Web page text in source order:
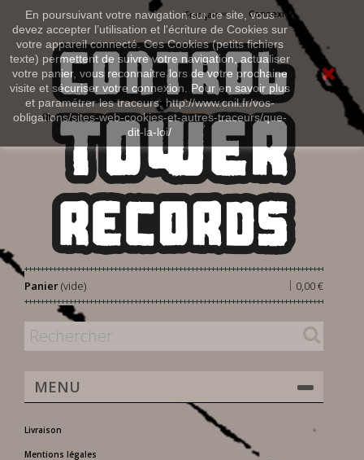
En poursuivant votre navigation sur ce site, vous
devez accepter l’utilisation et l'écriture de Cookies sur
votre appareil connecté. Ces Cookies (petits fichiers
texte) permettent de suivre votre navigation, actualiser
votre panier, vous reconnaitre lors de votre prochaine
visite et sécuriser votre connexion. Pour en savoir plus
et paramétrer les traceurs: http://www.cnil.fr/vos-
obligations/sites-web-cookies-et-autres-traceurs/que-
dit-la-loi/
Connexion
Français
Panier 0,00 €
|
(vide)
MENU
Livraison
Mentions légales